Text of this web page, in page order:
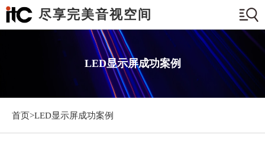
尽享完美音视空间
LED显示屏成功案例
首页>LED显示屏成功案例